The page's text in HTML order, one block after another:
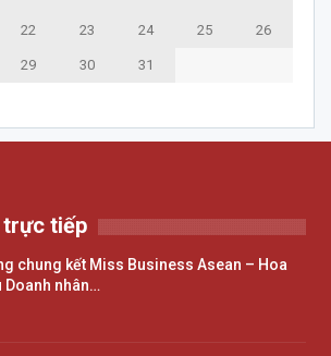
22 23 24 25 26
29 30
31
tiếp
chung kết Miss Business Asean – Hoa
Doanh nhân…